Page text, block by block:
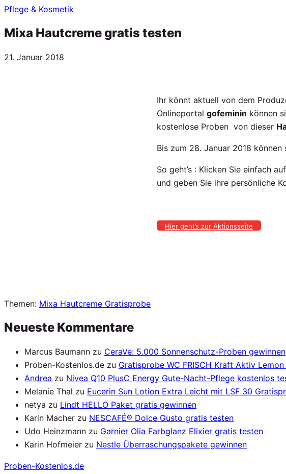
Pflege & Kosmetik
Mixa Hautcreme gratis testen
Veröffentlicht
21. Januar 2018
Ihr könnt aktuell von dem
Onlineportal gofeminin können
kostenlose Proben von dieser
Bis zum 28. Januar 2018 können
So geht’s : Klicken Sie einfach
und geben Sie ihre persönliche
Hier geht’s zur Aktionsseite
Themen: Mixa Hautcreme Gratisprobe
Neueste Kommentare
Marcus Baumann zu CeraVe: 5.000 Sonnenschutz-Proben gewinnen
Proben-Kostenlos.de zu Gratisprobe WC FRISCH Kraft Aktiv
Andrea zu Nivea Q10 PlusC Energy Gute-Nacht-Pflege kostenlos
Melanie Thal zu Eucerin Sun Lotion Extra Leicht mit LSF 30
netya zu Lindt HELLO Paket gratis gewinnen
Karin Macher zu NESCAFÉ® Dolce Gusto gratis testen
Udo Heinzmann zu Garnier Olia Farbglanz Elixier gratis testen
Karin Hofmeier zu Nestle Überraschungspakete gewinnen
Proben-Kostenlos.de